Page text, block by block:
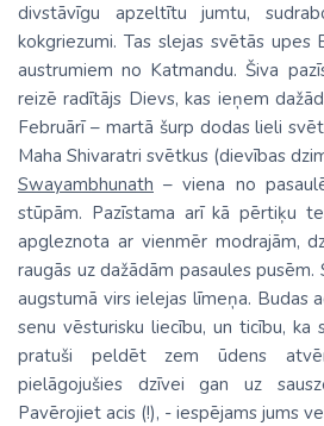
divstāvīgu apzeltītu jumtu,
kokgriezumi. Tas slejas svētās
austrumiem no Katmandu. Šiva
reizē radītājs Dievs, kas ieņem
Februārī – martā šurp dodas lieli
Maha Shivaratri svētkus (dievības
Swayambhunath – viena no
stūpām. Pazīstama arī kā pērtiķu
apgleznota ar vienmēr modrajām,
raugās uz dažādām pasaules
augstumā virs ielejas līmeņa. Budas
senu vēsturisku liecību, un ticību, ka
pratuši peldēt zem ūdens
pielāgojušies dzīvei gan uz
Pavērojiet acis (!), - iespējams jums